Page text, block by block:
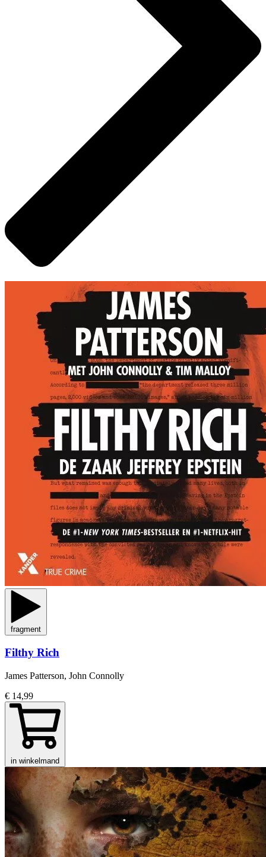
fragment
Filthy Rich
James Patterson, John Connolly
€ 14,99
in winkelmand